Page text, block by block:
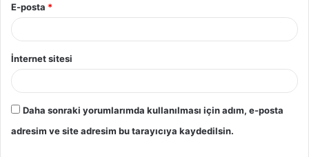
E-posta *
İnternet sitesi
Daha sonraki yorumlarımda kullanılması için adım, e-posta
adresim ve site adresim bu tarayıcıya kaydedilsin.